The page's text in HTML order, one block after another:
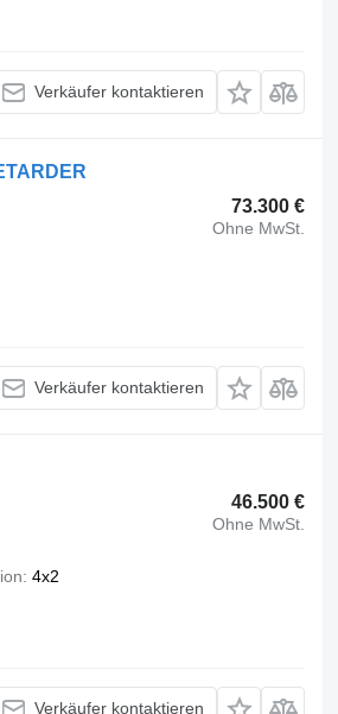
Verkäufer kontaktieren
73.300 €
Ohne MwSt.
Verkäufer kontaktieren
46.500 €
Ohne MwSt.
4x2
Verkäufer kontaktieren